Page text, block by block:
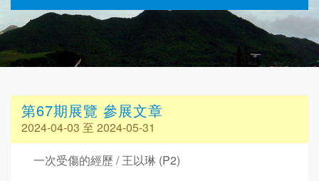
第67期展覽 參展文章
2024-04-03 至 2024-05-31
一次受傷的經歷 / 王以琳 (P2)